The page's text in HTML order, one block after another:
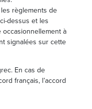
règlements de
dessus et les
à
signalées sur cette
En cas de
français, l’accord